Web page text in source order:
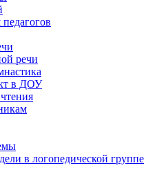
речи
в ДОУ
в логопедической группе